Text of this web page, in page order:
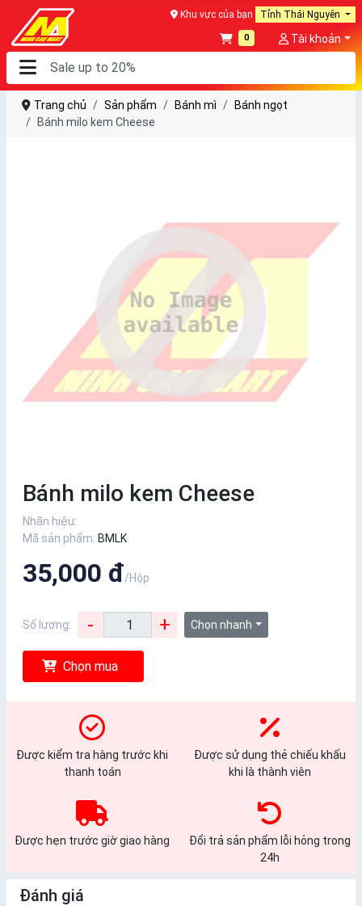
Khu vực của bạn Tỉnh Thái Nguyên
0 Tài khoản
Trang chủ Sản phẩm Bánh mì
Bánh ngọt
Bánh milo kem Cheese
Bánh milo kem Cheese
Nhãn hiệu:
Mã sản phẩm: BMLK
35,000 đ/Hộp
Số lượng: - + Chọn nhanh
Chọn mua
Được kiểm tra hàng trước khi
thanh toán
Được sử dụng thẻ chiếu khấu
khi là thành viên
Được hẹn trước giờ giao hàng
Đổi trả sản phẩm lỗi hỏng trong
24h
Đánh giá